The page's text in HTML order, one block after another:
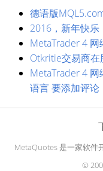
德语版
2016，新年快乐
MetaTrader 4
Otkritie交易商
MetaTrader 4
语言 要添加评
MetaQuotes 是一家软件
©